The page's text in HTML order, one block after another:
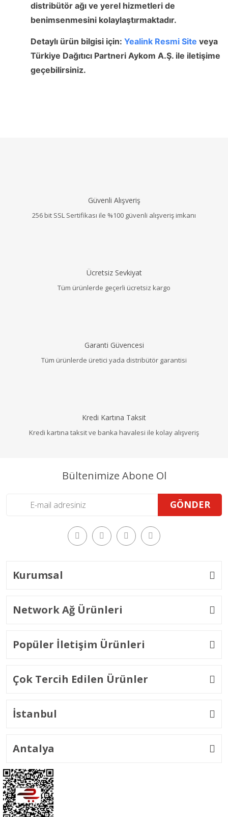
distribütör ağı ve yerel hizmetleri de
benimsenmesini kolaylaştırmaktadır.
Detaylı ürün bilgisi için: Yealink Resmi Site veya
Türkiye Dağıtıcı Partneri Aykom A.Ş. ile iletişime
geçebilirsiniz.
Güvenli Alışveriş
256 bit SSL Sertifikası ile %100 güvenli alışveriş imkanı
Ücretsiz Sevkiyat
Tüm ürünlerde geçerli ücretsiz kargo
Garanti Güvencesi
Tüm ürünlerde üretici yada distribütör garantisi
Kredi Kartına Taksit
Kredi kartına taksit ve banka havalesi ile kolay alışveriş
Bültenimize Abone Ol
GÖNDER
Kurumsal
Network Ağ Ürünleri
Popüler İletişim Ürünleri
Çok Tercih Edilen Ürünler
İstanbul
Antalya